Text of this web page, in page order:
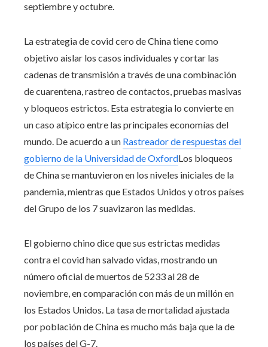
septiembre y octubre.
La estrategia de covid cero de China tiene como
objetivo aislar los casos individuales y cortar las
cadenas de transmisión a través de una combinación
de cuarentena, rastreo de contactos, pruebas masivas
y bloqueos estrictos. Esta estrategia lo convierte en
un caso atípico entre las principales economías del
mundo. De acuerdo a un Rastreador de respuestas del
gobierno de la Universidad de OxfordLos bloqueos
de China se mantuvieron en los niveles iniciales de la
pandemia, mientras que Estados Unidos y otros países
del Grupo de los 7 suavizaron las medidas.
El gobierno chino dice que sus estrictas medidas
contra el covid han salvado vidas, mostrando un
número oficial de muertos de 5233 al 28 de
noviembre, en comparación con más de un millón en
los Estados Unidos. La tasa de mortalidad ajustada
por población de China es mucho más baja que la de
los países del G-7.